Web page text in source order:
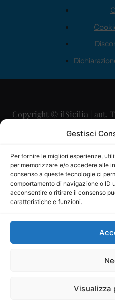
Gestisci
Per fornire le migliori esperienze,
per memorizzare e/o accedere alle
consenso a queste tecnologie ci
comportamento di navigazione o ID
acconsentire o ritirare il consenso
caratteristiche e funzioni.
Visualizza
Copyright © ilSicilia | aut.
29/
Direttore
Direttore
P.IVA:
Mercurio Comunicazione
iscritta al Registro degli
Sito gestito daLa